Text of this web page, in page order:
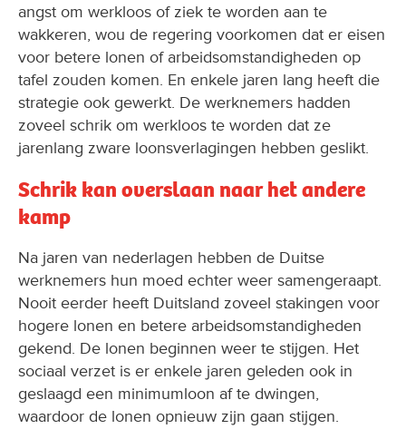
angst om werkloos of ziek te worden aan te
wakkeren, wou de regering voorkomen dat er eisen
voor betere lonen of arbeidsomstandigheden op
tafel zouden komen. En enkele jaren lang heeft die
strategie ook gewerkt. De werknemers hadden
zoveel schrik om werkloos te worden dat ze
jarenlang zware loonsverlagingen hebben geslikt.
Schrik kan overslaan naar het andere
kamp
Na jaren van nederlagen hebben de Duitse
werknemers hun moed echter weer samengeraapt.
Nooit eerder heeft Duitsland zoveel stakingen voor
hogere lonen en betere arbeidsomstandigheden
gekend. De lonen beginnen weer te stijgen. Het
sociaal verzet is er enkele jaren geleden ook in
geslaagd een minimumloon af te dwingen,
waardoor de lonen opnieuw zijn gaan stijgen.